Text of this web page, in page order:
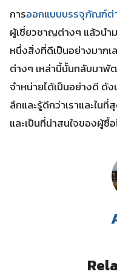
การออกแบบบรรจุภัณฑ์ต่
ผู้เชี่ยวชาญต่างๆ แล้วนำ
หนึ่งสิ่งที่ดีเป็นอย่างมากเ
ต่างๆ เหล่านี้นั้นกลับมาพั
จำหน่ายได้เป็นอย่างดี ดั
ลึกและรู้ดีกว่าเราและใน
และเป็นที่น่าสนใจของผู้ซื้